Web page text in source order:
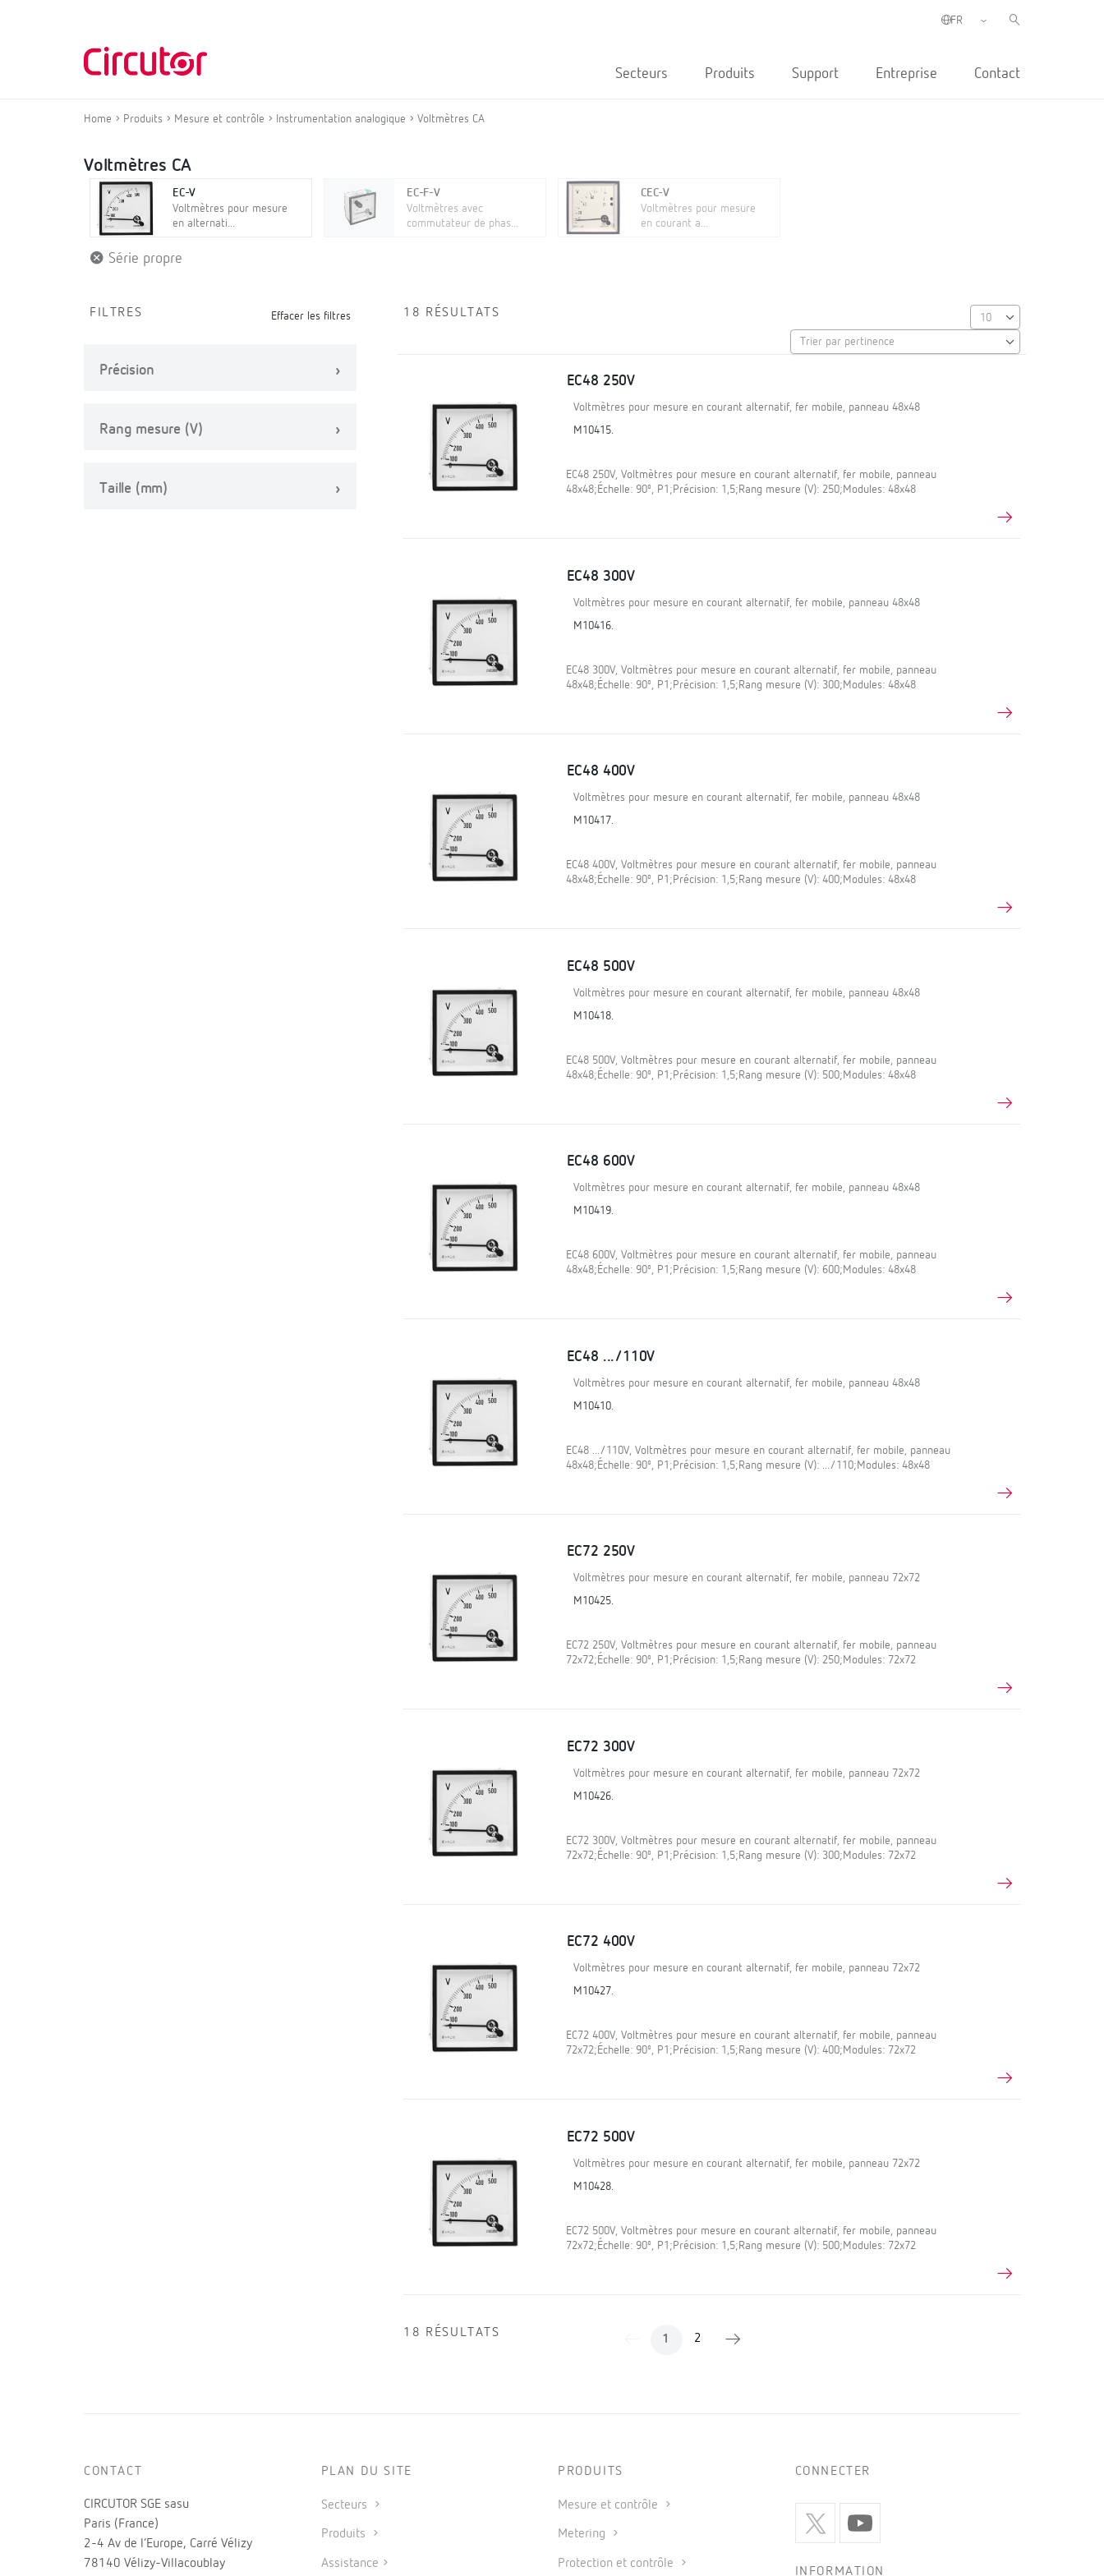
Secteurs Produits Support Entreprise Contact
Home Produits Mesure et contrôle Instrumentation analogique Voltmètres CA
Voltmètres CA
EC-V
Voltmètres pour mesure
en alternati...
EC-F-V
Voltmètres avec
commutateur de phas...
CEC-V
Voltmètres pour mesure
en courant a...
Série propre
FILTRES Effacer les filtres
Précision
Rang mesure (V)
Taille (mm)
18 RÉSULTATS
EC48 250V
Voltmètres pour mesure en courant alternatif, fer mobile, panneau 48x48
M10415.
EC48 250V, Voltmètres pour mesure en courant alternatif, fer mobile, panneau
48x48;Échelle: 90º, P1;Précision: 1,5;Rang mesure (V): 250;Modules: 48x48
EC48 300V
Voltmètres pour mesure en courant alternatif, fer mobile, panneau 48x48
M10416.
EC48 300V, Voltmètres pour mesure en courant alternatif, fer mobile, panneau
48x48;Échelle: 90º, P1;Précision: 1,5;Rang mesure (V): 300;Modules: 48x48
EC48 400V
Voltmètres pour mesure en courant alternatif, fer mobile, panneau 48x48
M10417.
EC48 400V, Voltmètres pour mesure en courant alternatif, fer mobile, panneau
48x48;Échelle: 90º, P1;Précision: 1,5;Rang mesure (V): 400;Modules: 48x48
EC48 500V
Voltmètres pour mesure en courant alternatif, fer mobile, panneau 48x48
M10418.
EC48 500V, Voltmètres pour mesure en courant alternatif, fer mobile, panneau
48x48;Échelle: 90º, P1;Précision: 1,5;Rang mesure (V): 500;Modules: 48x48
EC48 600V
Voltmètres pour mesure en courant alternatif, fer mobile, panneau 48x48
M10419.
EC48 600V, Voltmètres pour mesure en courant alternatif, fer mobile, panneau
48x48;Échelle: 90º, P1;Précision: 1,5;Rang mesure (V): 600;Modules: 48x48
EC48 .../110V
Voltmètres pour mesure en courant alternatif, fer mobile, panneau 48x48
M10410.
EC48 .../110V, Voltmètres pour mesure en courant alternatif, fer mobile, panneau
48x48;Échelle: 90º, P1;Précision: 1,5;Rang mesure (V): .../110;Modules: 48x48
EC72 250V
Voltmètres pour mesure en courant alternatif, fer mobile, panneau 72x72
M10425.
EC72 250V, Voltmètres pour mesure en courant alternatif, fer mobile, panneau
72x72;Échelle: 90º, P1;Précision: 1,5;Rang mesure (V): 250;Modules: 72x72
EC72 300V
Voltmètres pour mesure en courant alternatif, fer mobile, panneau 72x72
M10426.
EC72 300V, Voltmètres pour mesure en courant alternatif, fer mobile, panneau
72x72;Échelle: 90º, P1;Précision: 1,5;Rang mesure (V): 300;Modules: 72x72
EC72 400V
Voltmètres pour mesure en courant alternatif, fer mobile, panneau 72x72
M10427.
EC72 400V, Voltmètres pour mesure en courant alternatif, fer mobile, panneau
72x72;Échelle: 90º, P1;Précision: 1,5;Rang mesure (V): 400;Modules: 72x72
EC72 500V
Voltmètres pour mesure en courant alternatif, fer mobile, panneau 72x72
M10428.
EC72 500V, Voltmètres pour mesure en courant alternatif, fer mobile, panneau
72x72;Échelle: 90º, P1;Précision: 1,5;Rang mesure (V): 500;Modules: 72x72
18 RÉSULTATS
1 2
CONTACT
CIRCUTOR SGE sasu
Paris (France)
2-4 Av de l’Europe, Carré Vélizy
78140 Vélizy-Villacoublay
PLAN DU SITE
Secteurs
Produits
Assistance
PRODUITS
Mesure et contrôle
Metering
Protection et contrôle
CONNECTER
INFORMATION